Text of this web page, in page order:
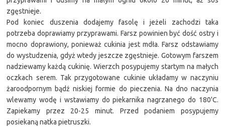
zgęstnieje.
Pod koniec duszenia dodajemy fasolę i jeżeli zachodzi taka
potrzeba doprawiamy przyprawami. Farsz powinien być dość ostry i
mocno doprawiony, ponieważ cukinia jest mdła. Farsz odstawiamy
do wystudzenia, gdyż wtedy jeszcze zgęstnieje. Gotowym farszem
nadziewamy każdą cukinię. Wierzch posypujemy startym na małych
oczkach serem. Tak przygotowane cukinie układamy w naczyniu
żaroodpornym bądź niskiej formie do pieczenia. Na dno naczynia
wlewamy wodę i wstawiamy do piekarnika nagrzanego do 180'C.
Zapiekamy przez 20-25 minut. Przed podaniem posypujemy
posiekaną natka pietruszki.